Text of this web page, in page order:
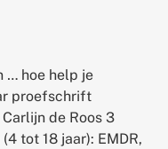
… hoe help je
proefschrift
de Roos 3
tot 18 jaar): EMDR,